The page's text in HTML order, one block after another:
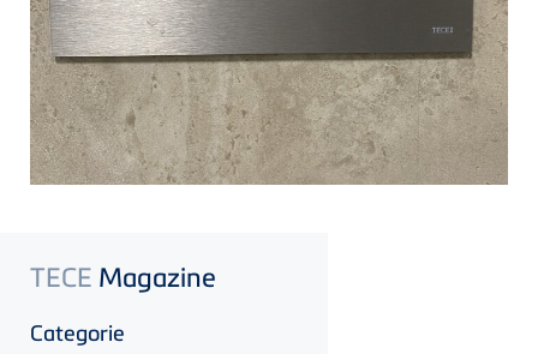
TECE Magazine
Categorie